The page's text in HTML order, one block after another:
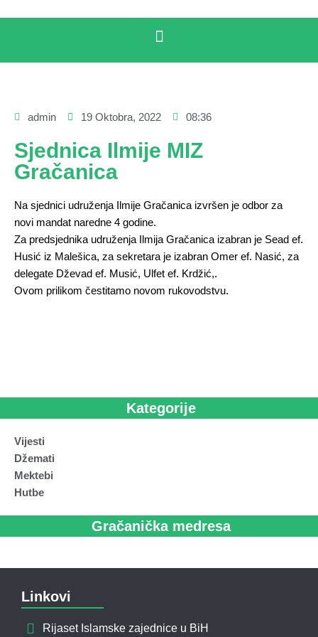
admin 19 Oktobra, 2022 08:36
Sjednica Ilmije MIZ
Gračanica
Na sjednici udruženja Ilmije Gračanica izvršen je odbor za
novi mandat naredne 4 godine.
Za predsjednika udruženja Ilmija Gračanica izabran je Sead ef.
Husić iz Malešica, za sekretara je izabran Omer ef. Nasić, za
delegate Dževad ef. Musić, Ulfet ef. Krdžić,.
Ovom prilikom čestitamo novom rukovodstvu.
Kategorije
Vijesti
Džemati
Mektebi
Hutbe
Gračanička medresa
Linkovi
Rijaset Islamske zajednice u BiH